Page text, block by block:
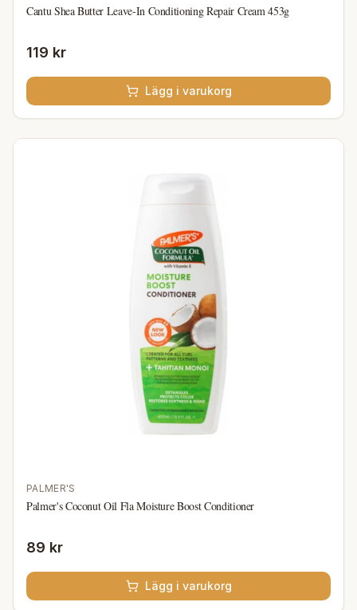
Cantu Shea Butter Leave-In Conditioning Repair Cream 453g
119 kr
Lägg i varukorg
PALMER'S
Palmer's Coconut Oil Fla Moisture Boost Conditioner
89 kr
Lägg i varukorg